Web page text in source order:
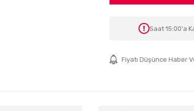
Saat 15:00'a
Fiyatı Düşünce Haber